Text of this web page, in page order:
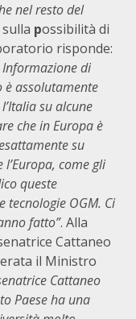
nel resto del
possibilità di
risponde:
di
assolutamente
su alcune
che in Europa è
su
come gli
queste
tecnologie OGM. Ci
fatto”. Alla
Cattaneo
il Ministro
Cattaneo
Paese ha una